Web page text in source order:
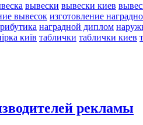
вывески вывески киев
вывесок изготовление
наградной диплом
київ таблички таблички киев
рекламы